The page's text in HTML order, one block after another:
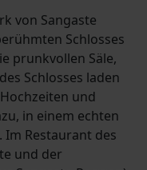
von Sangaste
Schlosses
prunkvollen Säle,
Schlosses laden
und
in einem echten
Restaurant des
und der